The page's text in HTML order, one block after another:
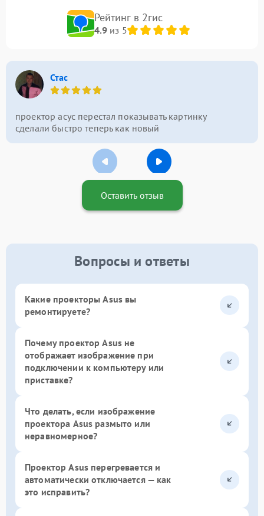
Рейтинг в 2гис
4.9из 5
Стас
проектор асус перестал показывать картинку
сделали быстро теперь как новый
Оставить отзыв
Вопросы и ответы
Какие проекторы Asus вы
ремонтируете?
Почему проектор Asus не
отображает изображение при
подключении к компьютеру или
приставке?
Что делать, если изображение
проектора Asus размыто или
неравномерное?
Проектор Asus перегревается и
автоматически отключается — как
это исправить?